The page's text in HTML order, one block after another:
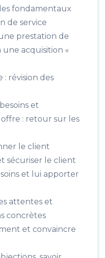
fondamentaux
de service
prestation de
une acquisition «
: révision des
et
: retour sur les
le client
sécuriser le client
et lui apporter
attentes et
concrètes
et convaincre